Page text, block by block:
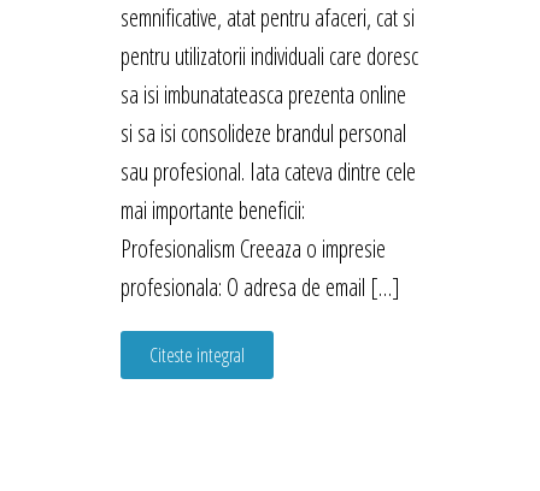
semnificative, atat pentru afaceri, cat si
pentru utilizatorii individuali care doresc
sa isi imbunatateasca prezenta online
si sa isi consolideze brandul personal
sau profesional. Iata cateva dintre cele
mai importante beneficii:
Profesionalism Creeaza o impresie
profesionala: O adresa de email […]
Citeste integral